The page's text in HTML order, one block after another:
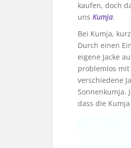
kaufen, doch
uns Kumja.
Bei Kumja,
Durch einen
eigene Jacke
problemlos
verschiedene
Sonnenkumja.
dass die